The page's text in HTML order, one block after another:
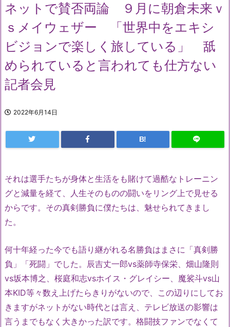
ネットで賛否両論 ９月に朝倉未来ｖ
ｓメイウェザー 「世界中をエキシ
ビジョンで楽しく旅している」 舐
められていると言われても仕方ない
記者会見
2022年6月14日
B!
それは選手たちが身体と生活をも賭けて過酷なトレーニン
グと減量を経て、人生そのものの闘いをリング上で見せる
からです。その真剣勝負に僕たちは、魅せられてきまし
た。
何十年経った今でも語り継がれる名勝負はまさに「真剣勝
負」「死闘」でした。辰吉丈一郎vs薬師寺保栄、畑山隆則
vs坂本博之、桜庭和志vsホイス・グレイシー、魔裟斗vs山
本KID等々数え上げたらきりがないので、この辺りにしてお
きますがネットがない時代とは言え、テレビ放送の影響は
言うまでもなく大きかった訳です。格闘技ファンでなくて